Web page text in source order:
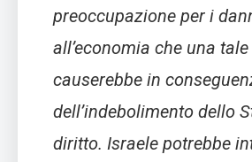
preoccupazione per i
all’economia che una
causerebbe in
dell’indebolimento dello
diritto. Israele potrebbe